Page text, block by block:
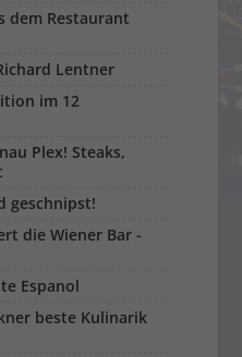
dem Restaurant
Lentner
im 12
Plex! Steaks,
geschnipst!
die Wiener Bar -
Espanol
beste Kulinarik